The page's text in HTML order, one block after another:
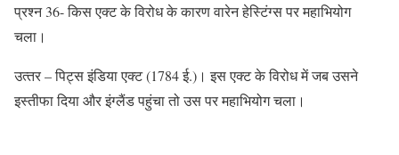
प्रश्‍न 36- किस एक्‍ट के विरोध के कारण वारेन हेस्टिंग्‍स पर महाभियोग
चला।
उत्‍तर – पिट्स इंडिया एक्‍ट (1784 ई.)। इस एक्‍ट के विरोध में जब उसने
इस्‍तीफा दिया और इंग्‍लैंड पहुंचा तो उस पर महाभियोग चला।